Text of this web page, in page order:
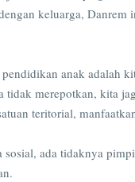
keluarga,
anak adalah
tidak merepotkan, kita
teritorial,
ada tidaknya